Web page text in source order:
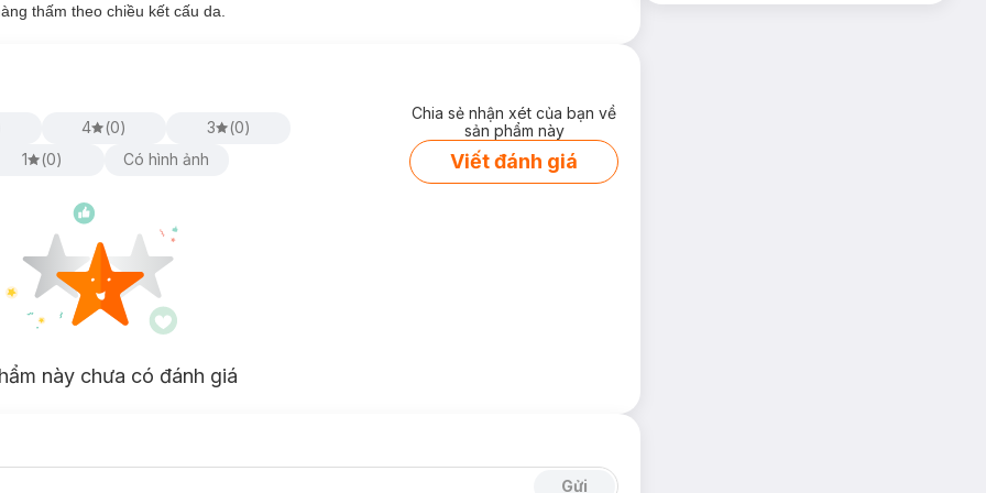
loại vitamin (A, B, C, E...) giúp nuôi dưỡng sâu, tăng độ đàn hồi và sức sống cho
bảo hiệu quả toàn diện.
Toner:
thấm theo chiều kết cấu da.
4 (0) 3 (0)
1 (0) Có hình ảnh
Chia sẻ nhận xét của bạn về
sản phẩm này
Viết đánh giá
này chưa có đánh giá
Gửi